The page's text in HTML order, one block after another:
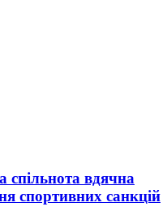
спільнота вдячна
спортивних санкцій